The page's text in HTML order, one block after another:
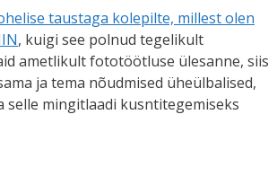
taustaga kolepilte, millest olen
, kuigi see polnud tegelikult
ametlikult fototöötluse ülesanne, siis
ja tema nõudmised üheülbalised,
selle mingitlaadi kusntitegemiseks